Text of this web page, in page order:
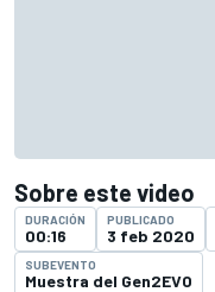
Sobre este video
DURACIÓN
00:16
PUBLICADO
3 feb 2020
SUBEVENTO
Muestra del Gen2EVO